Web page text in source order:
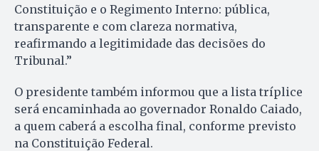
Constituição e o Regimento Interno: pública,
transparente e com clareza normativa,
reafirmando a legitimidade das decisões do
Tribunal.”
O presidente também informou que a lista tríplice
será encaminhada ao governador Ronaldo Caiado,
a quem caberá a escolha final, conforme previsto
na Constituição Federal.